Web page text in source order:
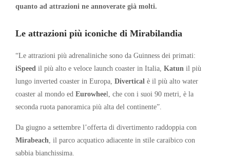
quanto ad attrazioni ne annoverate già molti.
Le attrazioni più iconiche di Mirabilandia
“Le attrazioni più adrenaliniche sono da Guinness dei primati:
iSpeed il più alto e veloce launch coaster in Italia, Katun il più
lungo inverted coaster in Europa, Divertical è il più alto water
coaster al mondo ed Eurowheel, che con i suoi 90 metri, è la
seconda ruota panoramica più alta del continente”.
Da giugno a settembre l’offerta di divertimento raddoppia con
Mirabeach , il parco acquatico adiacente in stile caraibico con
sabbia bianchissima.